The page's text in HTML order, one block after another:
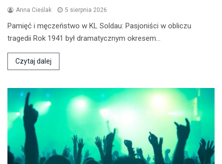
Anna Cieślak 5 sierpnia 2026
Pamięć i męczeństwo w KL Soldau: Pasjoniści w obliczu
tragedii Rok 1941 był dramatycznym okresem…
Czytaj dalej